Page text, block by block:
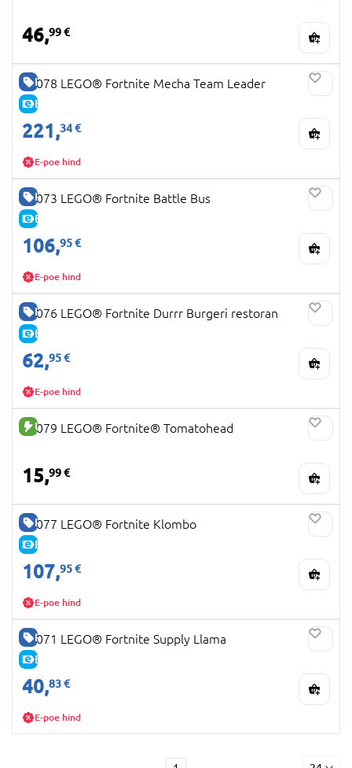
46,99 €
HEA HIND
E-HIND
77078 LEGO® Fortnite Mecha Team Leader
221,34 €
E-poe hind
HEA HIND
E-HIND
77073 LEGO® Fortnite Battle Bus
106,95 €
E-poe hind
HEA HIND
E-HIND
77076 LEGO® Fortnite Durrr Burgeri restoran
62,95 €
E-poe hind
UUS TOODE
77079 LEGO® Fortnite® Tomatohead
15,99 €
HEA HIND
E-HIND
77077 LEGO® Fortnite Klombo
107,95 €
E-poe hind
HEA HIND
E-HIND
77071 LEGO® Fortnite Supply Llama
40,83 €
E-poe hind